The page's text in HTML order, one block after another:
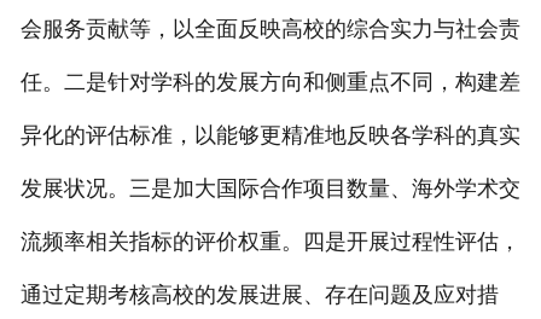
会服务贡献等，以全面反映高校的综合实力与社会责
任。二是针对学科的发展方向和侧重点不同，构建差
异化的评估标准，以能够更精准地反映各学科的真实
发展状况。三是加大国际合作项目数量、海外学术交
流频率相关指标的评价权重。四是开展过程性评估，
通过定期考核高校的发展进展、存在问题及应对措